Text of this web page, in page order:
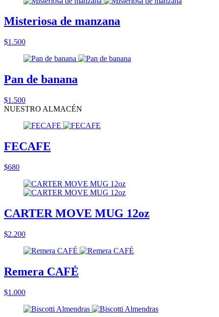
Misteriosa de manzana
$1.500
Pan de banana
$1.500
NUESTRO ALMACÉN
FECAFE
$680
CARTER MOVE MUG 12oz
$2.200
Remera CAFÉ
$1.000